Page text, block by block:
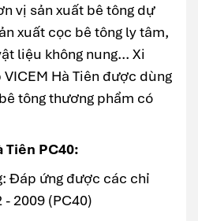
vị sản xuất bê tông dự
xuất cọc bê tông ly tâm,
liệu không nung... Xi
Hà Tiên được dùng
tông thương phẩm có
Tiên PC40:
Đáp ứng được các chỉ
2009 (PC40)